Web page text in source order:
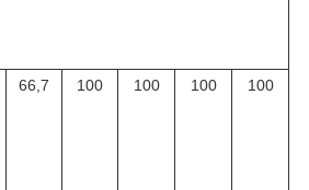
66,7 100 100 100 100